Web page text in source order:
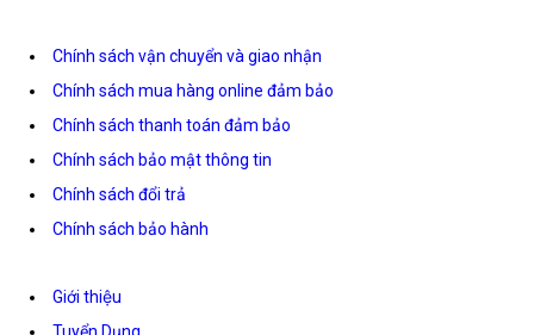
Chính sách vận chuyển và giao nhận
Chính sách mua hàng online đảm bảo
Chính sách thanh toán đảm bảo
Chính sách bảo mật thông tin
Chính sách đổi trả
Chính sách bảo hành
Giới thiệu